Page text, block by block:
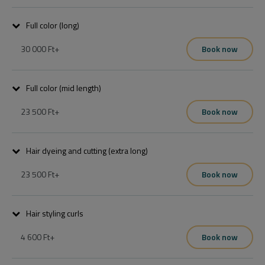
Full color (long)
30 000 Ft+ Book now
.
Full color (mid length)
23 500 Ft+ Book now
Hair dyeing and cutting (extra long)
23 500 Ft+ Book now
Hair styling curls
4 600 Ft+ Book now